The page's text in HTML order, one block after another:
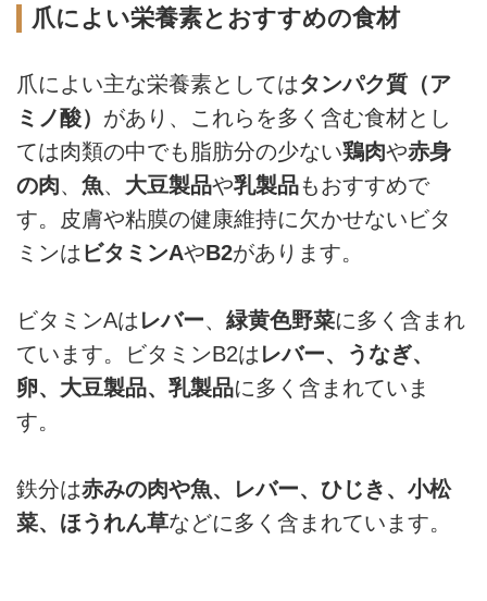
爪によい栄養素とおすすめの食材
爪によい主な栄養素としてはタンパク質（ア
ミノ酸） があり、これらを多く含む食材とし
ては肉類の中でも脂肪分の少ない鶏肉や赤身
の肉、 魚、 大豆製品や乳製品もおすすめで
す。皮膚や粘膜の健康維持に欠かせないビタ
ミンは ビタミンAやB2があります。
ビタミンAは レバー、 緑黄色野菜に多く含まれ
ています。ビタミンB2は レバー、うなぎ、
卵、大豆製品、乳製品に多く含まれていま
す。
鉄分は赤みの肉や魚、レバー、ひじき、小松
菜、ほうれん草などに多く含まれています。